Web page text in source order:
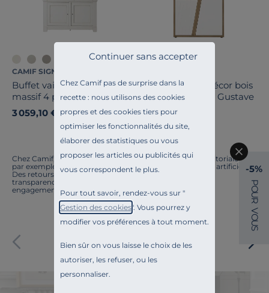
Chez Camif pas de surprise dans la
recette : nous utilisons des cookies
propres et des cookies tiers pour
optimiser les fonctionnalités du site,
élaborer des statistiques ou vous
proposer les articles ou publicités qui
vous correspondent le plus.
Pour tout savoir, rendez-vous sur "
Gestion des cookies". Vous pourrez y
modifier vos préférences à tout moment.
Bien sûr on vous laisse le choix de les
autoriser, les refuser, ou les
personnaliser.
Continuer sans accepter
CAMIF SIGNATURE
Buffet vaisselier bois
massif 4 portes 3 tiroirs
Embellie
3 059,10 € Ancien prix
3 399,00 € -10%
Meuble vitrine décor bois
et blanc 2 portes Gustave
949,00 €
Français
Chez Camif, on innove en permanence. Notre équipe éditoriale a
par exemple généré cette page à l'aide d'une intelligence artificielle.
Des retours ? Nous sommes à l'écoute. Tout comme la
transparence, l'amélioration continue fait partie de nos
engagements.
-5%
P
O
U
R
V
O
U
S